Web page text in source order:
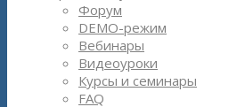
Форум
DEMO-режим
Вебинары
Видеоуроки
Курсы и семинары
FAQ